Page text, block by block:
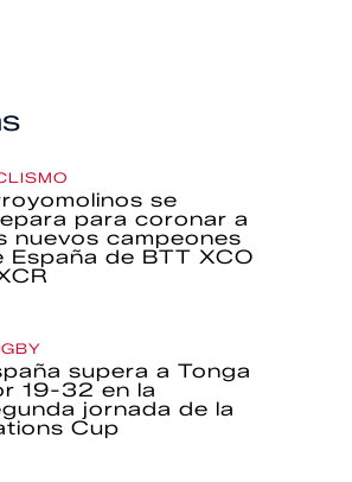
se
para coronar a
nuevos campeones
España de BTT XCO
supera a Tonga
19-32 en la
jornada de la
Cup